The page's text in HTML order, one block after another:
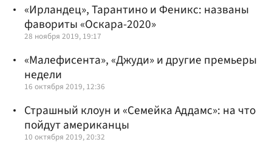
«Ирландец», Тарантино и Феникс: названы
фавориты «Оскара-2020»
28 ноября 2019, 19:17
«Малефисента», «Джуди» и другие премьеры
недели
16 октября 2019, 12:36
Страшный клоун и «Семейка Аддамс»: на что
пойдут американцы
10 октября 2019, 20:32